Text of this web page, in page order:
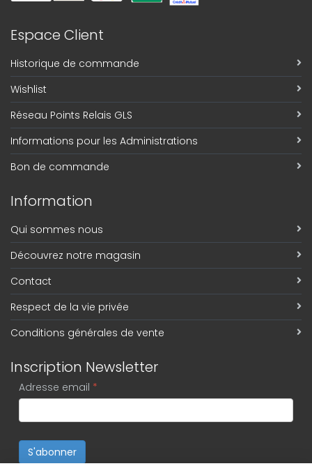
Espace Client
Historique de commande
Wishlist
Réseau Points Relais GLS
Informations pour les Administrations
Bon de commande
Information
Qui sommes nous
Découvrez notre magasin
Contact
Respect de la vie privée
Conditions générales de vente
Inscription Newsletter
Adresse email *
S'abonner